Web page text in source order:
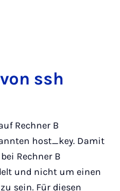
ssh
Rechner B
host_key. Damit
Rechner B
und nicht um einen
sein. Für diesen